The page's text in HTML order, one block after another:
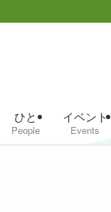
ひと
People
イベント
Events